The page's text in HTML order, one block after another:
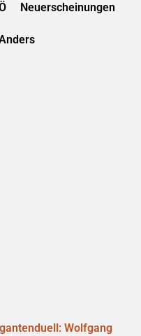
Neuerscheinungen
Wolfgang